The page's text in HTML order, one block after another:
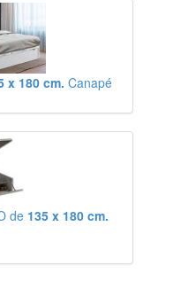
x 180 cm. Canapé
de 135 x 180 cm.